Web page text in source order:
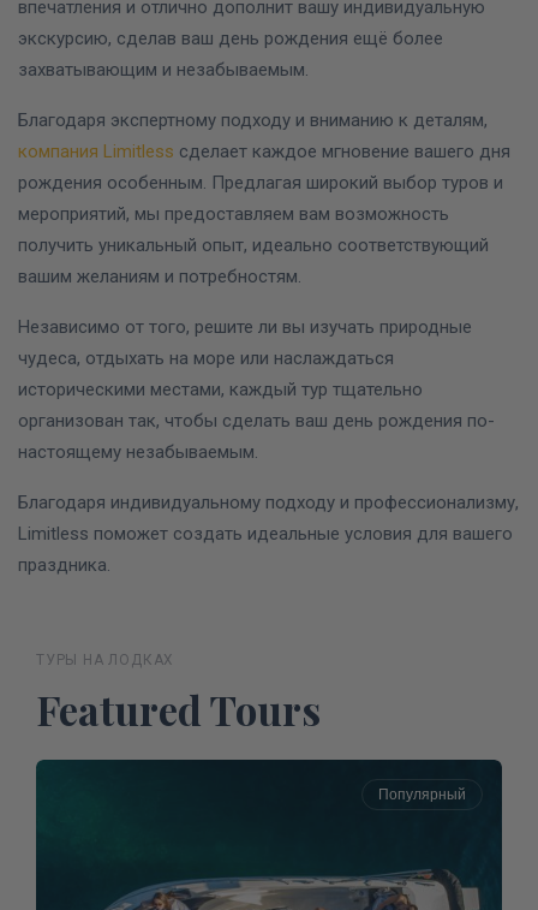
впечатления и отлично дополнит вашу индивидуальную
экскурсию, сделав ваш день рождения ещё более
захватывающим и незабываемым.
Благодаря экспертному подходу и вниманию к деталям,
компания Limitless сделает каждое мгновение вашего дня
рождения особенным. Предлагая широкий выбор туров и
мероприятий, мы предоставляем вам возможность
получить уникальный опыт, идеально соответствующий
вашим желаниям и потребностям.
Независимо от того, решите ли вы изучать природные
чудеса, отдыхать на море или наслаждаться
историческими местами, каждый тур тщательно
организован так, чтобы сделать ваш день рождения по-
настоящему незабываемым.
Благодаря индивидуальному подходу и профессионализму,
Limitless поможет создать идеальные условия для вашего
праздника.
ТУРЫ НА ЛОДКАХ
Featured Tours
Популярный